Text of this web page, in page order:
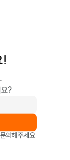
!
?
의해주세요.